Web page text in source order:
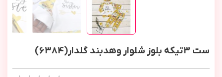
ست ٣تیکه بلوز شلوار وهدبند گلدار(6384)